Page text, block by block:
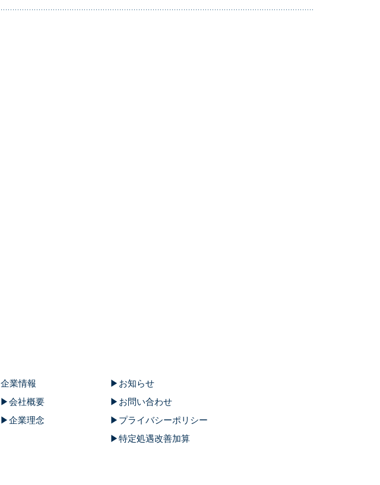
企業情報
会社概要
企業理念
お知らせ
お問い合わせ
プライバシーポリシー
特定処遇改善加算